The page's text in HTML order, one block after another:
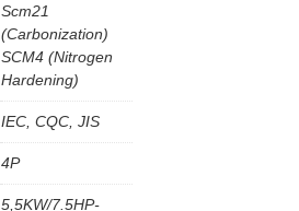
Scm21
(Carbonization)
SCM4 (Nitrogen
Hardening)
IEC, CQC, JIS
4P
5,5KW/7.5HP-